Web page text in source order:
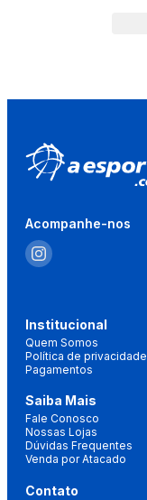
Acompanhe-nos
Institucional
Quem Somos
Política de privacidade
Pagamentos
Saiba Mais
Fale Conosco
Nossas Lojas
Dúvidas Frequentes
Venda por Atacado
Contato